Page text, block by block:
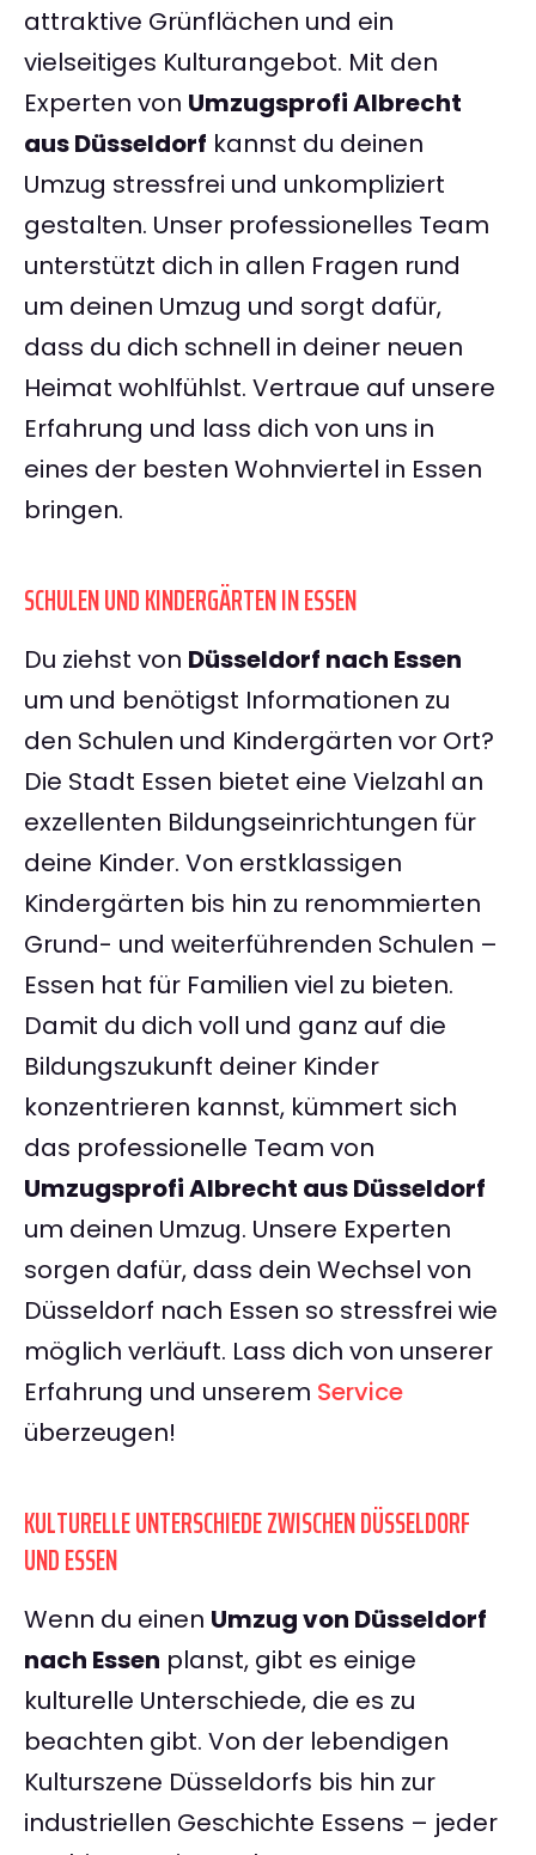
attraktive Grünflächen und ein
vielseitiges Kulturangebot. Mit den
Experten von Umzugsprofi Albrecht
aus Düsseldorf kannst du deinen
Umzug stressfrei und unkompliziert
gestalten. Unser professionelles Team
unterstützt dich in allen Fragen rund
um deinen Umzug und sorgt dafür,
dass du dich schnell in deiner neuen
Heimat wohlfühlst. Vertraue auf unsere
Erfahrung und lass dich von uns in
eines der besten Wohnviertel in Essen
bringen.
SCHULEN UND KINDERGÄRTEN IN ESSEN
Du ziehst von Düsseldorf nach Essen
um und benötigst Informationen zu
den Schulen und Kindergärten vor Ort?
Die Stadt Essen bietet eine Vielzahl an
exzellenten Bildungseinrichtungen für
deine Kinder. Von erstklassigen
Kindergärten bis hin zu renommierten
Grund- und weiterführenden Schulen –
Essen hat für Familien viel zu bieten.
Damit du dich voll und ganz auf die
Bildungszukunft deiner Kinder
konzentrieren kannst, kümmert sich
das professionelle Team von
Umzugsprofi Albrecht aus Düsseldorf
um deinen Umzug. Unsere Experten
sorgen dafür, dass dein Wechsel von
Düsseldorf nach Essen so stressfrei wie
möglich verläuft. Lass dich von unserer
Erfahrung und unserem Service
überzeugen!
KULTURELLE UNTERSCHIEDE ZWISCHEN DÜSSELDORF
UND ESSEN
Wenn du einen Umzug von Düsseldorf
nach Essen planst, gibt es einige
kulturelle Unterschiede, die es zu
beachten gibt. Von der lebendigen
Kulturszene Düsseldorfs bis hin zur
industriellen Geschichte Essens – jeder